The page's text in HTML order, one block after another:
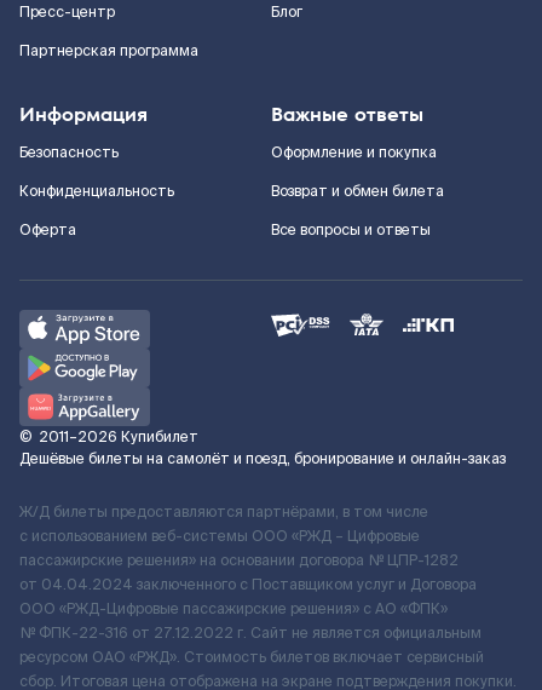
Пресс-центр
Партнерская программа
Блог
Информация
Безопасность
Конфиденциальность
Оферта
Важные ответы
Оформление и покупка
Возврат и обмен билета
Все вопросы и ответы
© 2011–2026 Купибилет
Дешёвые билеты на самолёт и поезд, бронирование и онлайн-заказ
Ж/Д билеты предоставляются партнёрами, в том числе
с использованием веб-системы ООО «РЖД – Цифровые
пассажирские решения» на основании договора № ЦПР-1282
от 04.04.2024 заключенного с Поставщиком услуг и Договора
ООО «РЖД-Цифровые пассажирские решения» c АО «ФПК»
№ ФПК-22-316 от 27.12.2022 г. Сайт не является официальным
ресурсом ОАО «РЖД». Стоимость билетов включает сервисный
сбор. Итоговая цена отображена на экране подтверждения покупки.